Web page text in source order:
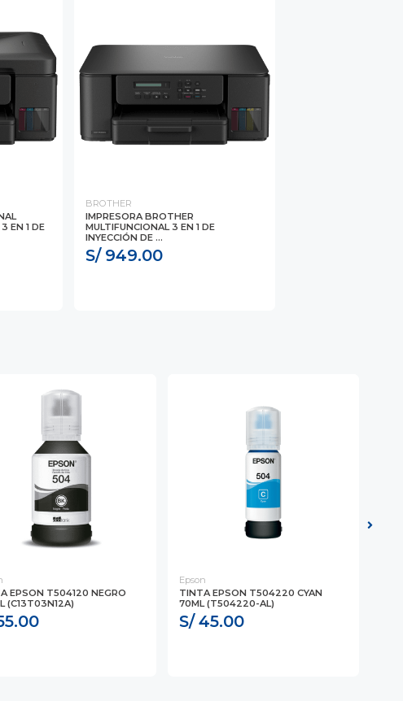
EN 1 DE
BROTHER
IMPRESORA BROTHER
MULTIFUNCIONAL 3 EN 1 DE
INYECCIÓN DE ...
S/ 949.00
EPSON T504120 NEGRO
(C13T03N12A)
Epson
TINTA EPSON T504220 CYAN
70ML (T504220-AL)
S/ 45.00